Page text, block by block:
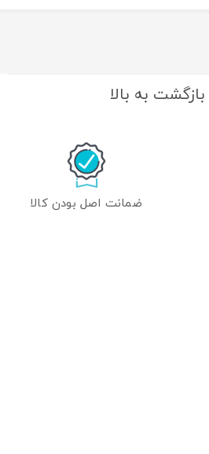
بازگشت به بالا
ضمانت اصل بودن کالا